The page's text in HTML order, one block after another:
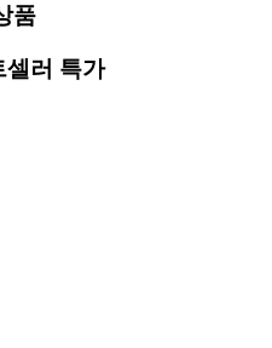
품
셀러 특가